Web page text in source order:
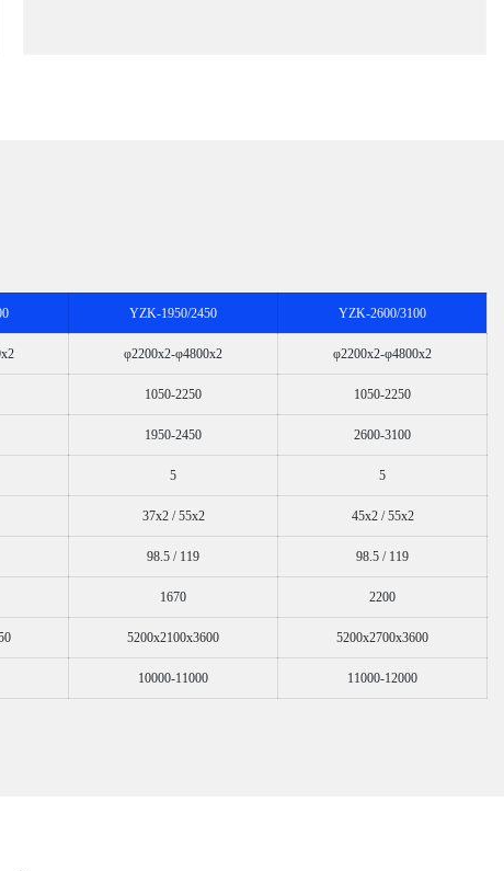
YZK-1950/2450 YZK-2600/3100
φ2200x2-φ4800x2 φ2200x2-φ4800x2
1050-2250 1050-2250
1950-2450 2600-3100
5 5
37x2 / 55x2 45x2 / 55x2
98.5 / 119 98.5 / 119
1670 2200
5200x2100x3600 5200x2700x3600
10000-11000 11000-12000